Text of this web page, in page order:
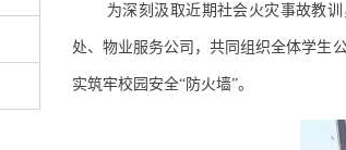
为深刻汲取近期社会火灾事故教
处、物业服务公司，共同组织全体学生
实筑牢校园安全“防火墙”。